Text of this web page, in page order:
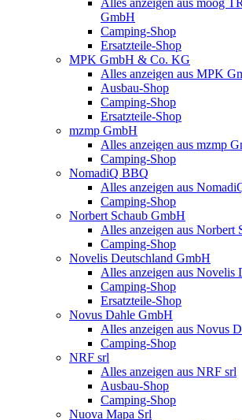
Alles anzeigen aus moog
GmbH
Camping-Shop
Ersatzteile-Shop
MPK GmbH & Co. KG
Alles anzeigen aus MPK
Ausbau-Shop
Camping-Shop
Ersatzteile-Shop
mzmp GmbH
Alles anzeigen aus mzmp
Camping-Shop
NomadiQ BBQ
Alles anzeigen aus
Camping-Shop
Norbert Schaub GmbH
Alles anzeigen aus Norbert
Camping-Shop
Novelis Deutschland GmbH
Alles anzeigen aus Novelis
Camping-Shop
Ersatzteile-Shop
Novus Dahle GmbH
Alles anzeigen aus Novus
Camping-Shop
NRF srl
Alles anzeigen aus NRF srl
Ausbau-Shop
Camping-Shop
Nuova Mapa Srl